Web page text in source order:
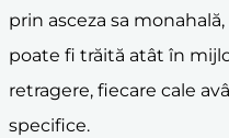
prin asceza sa
poate fi trăită atât în
retragere, fiecare cale
specifice.